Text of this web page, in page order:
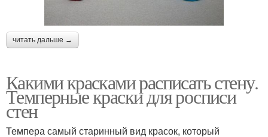
читать дальше →
Какими красками расписать стену.
Темперные краски для росписи
стен
Темпера самый старинный вид красок, который